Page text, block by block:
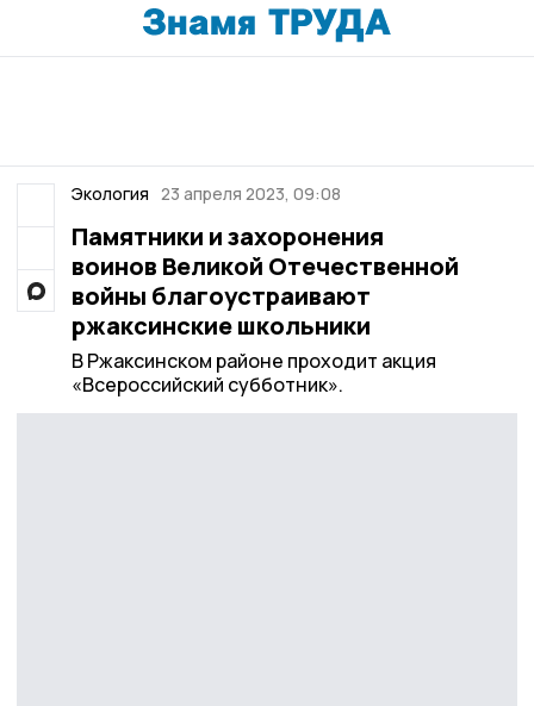
Экология 23 апреля 2023, 09:08
Памятники и захоронения
воинов Великой Отечественной
войны благоустраивают
ржаксинские школьники
В Ржаксинском районе проходит акция
«Всероссийский субботник».